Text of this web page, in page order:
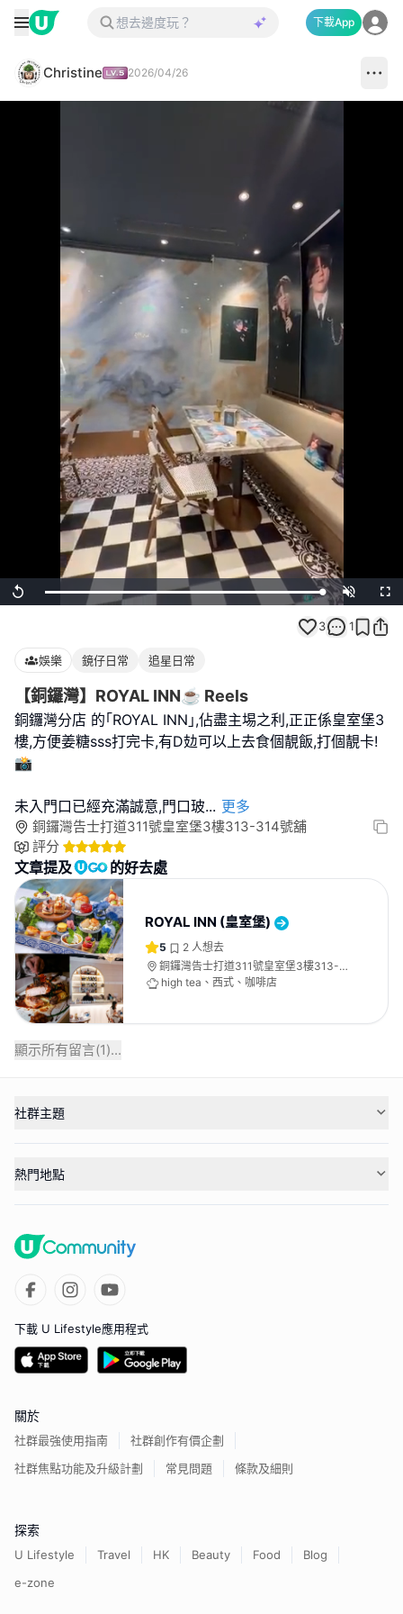
下載App
Christine 2026/04/26
Replay Loaded:
100.00%
Unmute
3 1
娛樂 鏡仔日常 追星日常
【銅鑼灣】ROYAL INN☕️ Reels
銅鑼灣分店 的｢ROYAL INN｣,佔盡主埸之利,正正係皇室堡3
樓,方便姜糖sss打完卡,有D攰可以上去食個靚飯,打個靚卡!
📸
未入門口已經充滿誠意,門口玻... 更多
銅鑼灣告士打道311號皇室堡3樓313-314號舖
評分
文章提及 的好去處
ROYAL INN (皇室堡)
5 2 人想去
銅鑼灣告士打道311號皇室堡3樓313-
314號舖
high tea、西式、咖啡店
顯示所有留言(1)...
社群主題
熱門地點
下載 U Lifestyle應用程式
關於
社群最強使用指南
社群創作有價企劃
社群焦點功能及升級計劃
常見問題 條款及細則
探索
U Lifestyle Travel HK Beauty Food
Blog
e-zone